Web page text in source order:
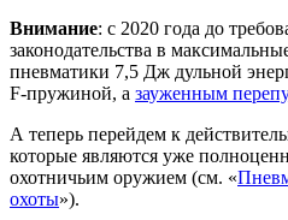
Внимание: с 2020 года до
законодательства в
пневматики 7,5 Дж дульной
F-пружиной, а зауженным
А теперь перейдем к
которые являются уже
охотничьим оружием (см. «
охоты»).